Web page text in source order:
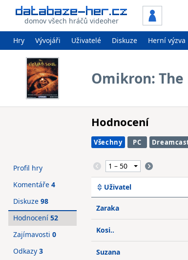
domov všech hráčů videoher
Hry Vývojáři Uživatelé Diskuze Herní výzva
Omikron: The
Hodnocení
Všechny PC
Uživatel
Zaraka
Kosi..
Suzana
Profil hry
Komentáře 4
Diskuze 98
Hodnocení 52
Zajímavosti 0
Odkazy 3